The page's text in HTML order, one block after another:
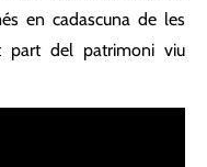
en cadascuna de les
part del patrimoni viu